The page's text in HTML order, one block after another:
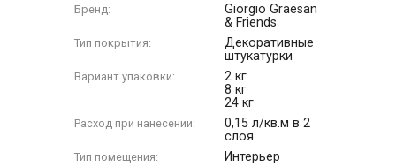
Бренд:
Giorgio Graesan
& Friends
Тип покрытия:
Декоративные
штукатурки
Вариант упаковки:
2 кг
8 кг
24 кг
Расход при нанесении:
0,15 л/кв.м в 2
слоя
Тип помещения: Интерьер